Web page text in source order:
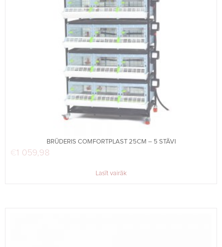
BRŪDERIS COMFORTPLAST 25CM – 5 STĀVI
€1 059,98
Lasīt vairāk